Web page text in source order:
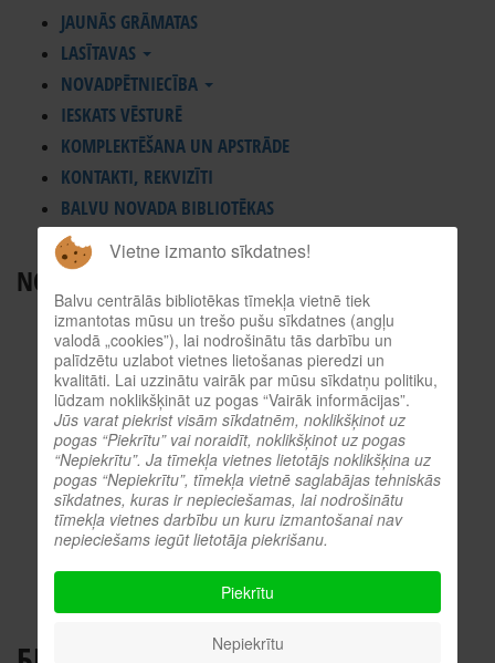
JAUNĀS GRĀMATAS
LASĪTAVAS
NOVADPĒTNIECĪBA
IESKATS VĒSTURĒ
KOMPLEKTĒŠANA UN APSTRĀDE
KONTAKTI, REKVIZĪTI
BALVU NOVADA BIBLIOTĒKAS
ES INFORMĀCIJAS PUNKTS
NODERĪGI RESURSI
TIEŠSAISTES KATALOGS
KULTŪRVĒSTURES DATUBĀZE
MĒS ESAM POPULĀRI!
ATTĒLI NO PASĀKUMIEM
LNB DIGITĀLĀ BIBLIOTĒKA
KULTŪRA TĪMEKLĪ
VĒRTS IZLASĪT!
PROFESIONĀLIE RESURSI
O.SLIŠĀNS
Vietne izmanto sīkdatnes!
Balvu centrālās bibliotēkas tīmekļa vietnē tiek
izmantotas mūsu un trešo pušu sīkdatnes (angļu
valodā „cookies”), lai nodrošinātu tās darbību un
palīdzētu uzlabot vietnes lietošanas pieredzi un
kvalitāti. Lai uzzinātu vairāk par mūsu sīkdatņu politiku,
lūdzam noklikšķināt uz pogas “Vairāk informācijas”.
Jūs varat piekrist visām sīkdatnēm, noklikšķinot uz
pogas “Piekrītu” vai noraidīt, noklikšķinot uz pogas
“Nepiekrītu”. Ja tīmekļa vietnes lietotājs noklikšķina uz
pogas “Nepiekrītu”, tīmekļa vietnē saglabājas tehniskās
sīkdatnes, kuras ir nepieciešamas, lai nodrošinātu
tīmekļa vietnes darbību un kuru izmantošanai nav
nepieciešams iegūt lietotāja piekrišanu.
Piekrītu
Nepiekrītu